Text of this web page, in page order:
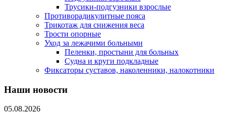
Трусики-подгузники взрослые
Противорадикулитные пояса
Трикотаж для снижения веса
Трости опорные
Уход за лежачими больными
Пеленки, простыни для больных
Судна и круги подкладные
Фиксаторы суставов, наколенники, налокотники
Наши новости
05.08.2026